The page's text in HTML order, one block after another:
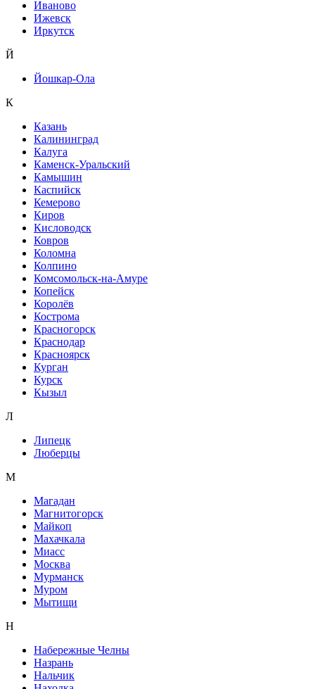
Иваново
Ижевск
Иркутск
Й
Йошкар-Ола
К
Казань
Калининград
Калуга
Каменск-Уральский
Камышин
Каспийск
Кемерово
Киров
Кисловодск
Ковров
Коломна
Колпино
Комсомольск-на-Амуре
Копейск
Королёв
Кострома
Красногорск
Краснодар
Красноярск
Курган
Курск
Кызыл
Л
Липецк
Люберцы
М
Магадан
Магнитогорск
Майкоп
Махачкала
Миасс
Москва
Мурманск
Муром
Мытищи
Н
Набережные Челны
Назрань
Нальчик